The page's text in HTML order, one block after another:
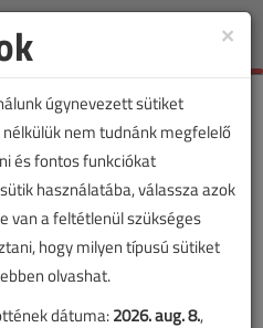
Toggle
×
úgynevezett sütiket
nem tudnánk megfelelő
és fontos funkciókat
használatába, válassza azok
van a feltétlenül szükséges
hogy milyen típusú sütiket
olvashat.
dátuma:2026. aug. 8.,